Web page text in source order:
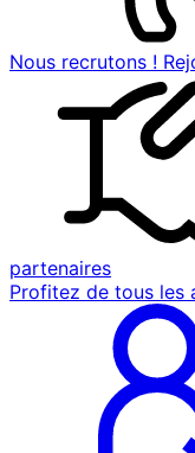
Nous recrutons !
partenaires
Profitez de tous les